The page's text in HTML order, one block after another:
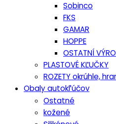
Sobinco
FKS
GAMAR
HOPPE
OSTATNÍ
PLASTOVÉ KĽUČKY
ROZETY okrúhle,
Obaly autokľúčov
Ostatné
kožené